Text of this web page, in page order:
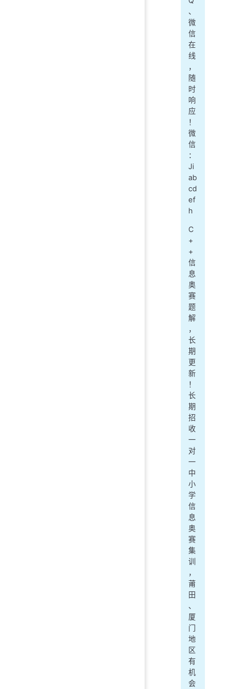
、
微
信
在
线
，
随
时
响
应
！
微
信
：
Ji
ab
cd
ef
h
C
+
+
信
息
奥
赛
题
解
，
长
期
更
新
！
长
期
招
收
一
对
一
中
小
学
信
息
奥
赛
集
训
，
莆
田
、
厦
门
地
区
有
机
会